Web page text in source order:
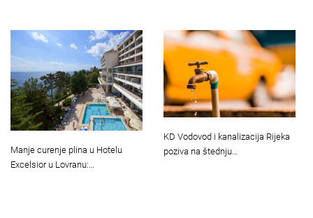
Manje curenje plina u Hotelu
Excelsior u Lovranu:…
KD Vodovod i kanalizacija Rijeka
poziva na štednju…